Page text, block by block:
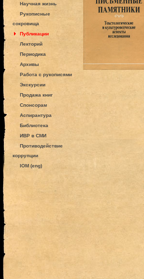
Научная жизнь
Рукописные
сокровища
Публикации
Лекторий
Периодика
Архивы
Работа с рукописями
Экскурсии
Продажа книг
Спонсорам
Аспирантура
Библиотека
ИВР в СМИ
Противодействие
коррупции
IOM (eng)